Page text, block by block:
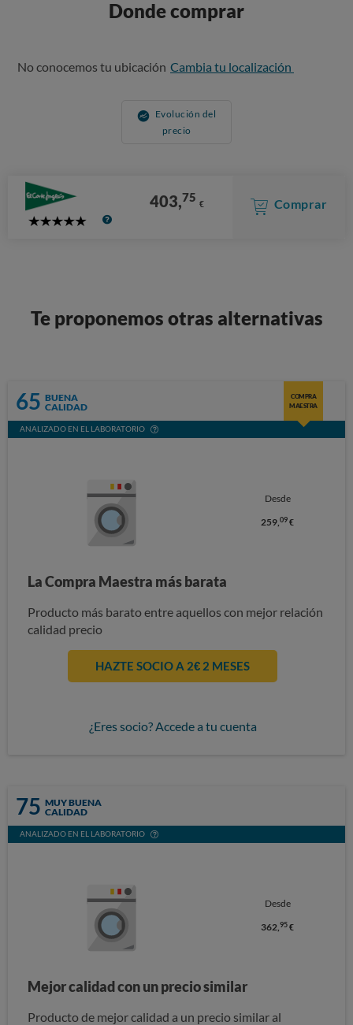
Donde comprar
No conocemos tu ubicación Cambia tu localización
Evolución del
precio
5
403,75 € Comprar
Te proponemos otras alternativas
65 BUENA
CALIDAD
COMPRA
MAESTRA
ANALIZADO EN EL LABORATORIO
Desde
259,09 €
La Compra Maestra más barata
Producto más barato entre aquellos con mejor relación
calidad precio
HAZTE SOCIO A 2€ 2 MESES
¿Eres socio? Accede a tu cuenta
75 MUY BUENA
CALIDAD
ANALIZADO EN EL LABORATORIO
Desde
362,95 €
Mejor calidad con un precio similar
Producto de mejor calidad a un precio similar al